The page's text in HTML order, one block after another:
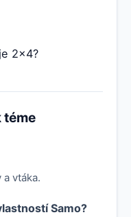
2x4?
téme
vtáka.
Samo?